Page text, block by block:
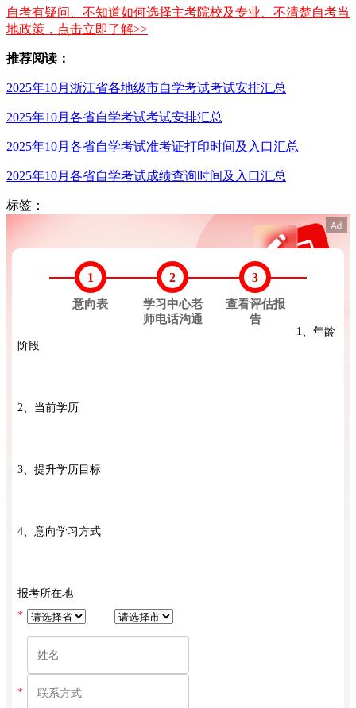
自考有疑问、不知道如何选择主考院校及专业、不清楚自考当
地政策，点击立即了解>>
推荐阅读：
2025年10月浙江省各地级市自学考试考试安排汇总
2025年10月各省自学考试考试安排汇总
2025年10月各省自学考试准考证打印时间及入口汇总
2025年10月各省自学考试成绩查询时间及入口汇总
标签：
1
意向表
2
学习中心老
师电话沟通
3
查看评估报
告
1、年龄
阶段
2、当前学历
3、提升学历目标
4、意向学习方式
报考所在地
*
*